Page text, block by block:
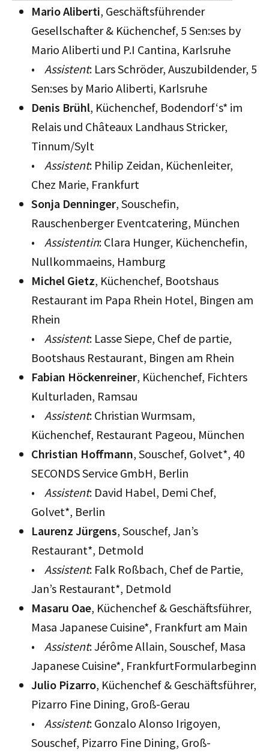
Mario Aliberti, Geschäftsführender
Gesellschafter & Küchenchef, 5 Sen:ses by
Mario Aliberti und P.I Cantina, Karlsruhe
• Assistent: Lars Schröder, Auszubildender, 5
Sen:ses by Mario Aliberti, Karlsruhe
Denis Brühl, Küchenchef, Bodendorf‘s* im
Relais und Châteaux Landhaus Stricker,
Tinnum/Sylt
• Assistent: Philip Zeidan, Küchenleiter,
Chez Marie, Frankfurt
Sonja Denninger, Souschefin,
Rauschenberger Eventcatering, München
• Assistentin: Clara Hunger, Küchenchefin,
Nullkommaeins, Hamburg
Michel Gietz, Küchenchef, Bootshaus
Restaurant im Papa Rhein Hotel, Bingen am
Rhein
• Assistent: Lasse Siepe, Chef de partie,
Bootshaus Restaurant, Bingen am Rhein
Fabian Höckenreiner, Küchenchef, Fichters
Kulturladen, Ramsau
• Assistent: Christian Wurmsam,
Küchenchef, Restaurant Pageou, München
Christian Hoffmann, Souschef, Golvet*, 40
SECONDS Service GmbH, Berlin
• Assistent: David Habel, Demi Chef,
Golvet*, Berlin
Laurenz Jürgens, Souschef, Jan’s
Restaurant*, Detmold
• Assistent: Falk Roßbach, Chef de Partie,
Jan’s Restaurant*, Detmold
Masaru Oae, Küchenchef & Geschäftsführer,
Masa Japanese Cuisine*, Frankfurt am Main
• Assistent: Jérôme Allain, Souschef, Masa
Japanese Cuisine*, FrankfurtFormularbeginn
Julio Pizarro, Küchenchef & Geschäftsführer,
Pizarro Fine Dining, Groß-Gerau
• Assistent: Gonzalo Alonso Irigoyen,
Souschef, Pizarro Fine Dining, Groß-